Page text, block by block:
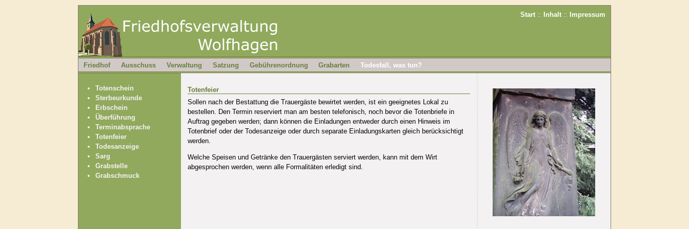
Start :: Inhalt :: Impressum
Friedhof Ausschuss Verwaltung Satzung Gebührenordnung Grabarten Todesfall, was tun?
Totenschein
Sterbeurkunde
Erbschein
Überführung
Terminabsprache
Totenfeier
Todesanzeige
Sarg
Grabstelle
Grabschmuck
Totenfeier
Sollen nach der Bestattung die Trauergäste bewirtet werden, ist ein geeignetes Lokal zu
bestellen. Den Termin reserviert man am besten telefonisch, noch bevor die Totenbriefe in
Auftrag gegeben werden; dann können die Einladungen entweder durch einen Hinweis im
Totenbrief oder der Todesanzeige oder durch separate Einladungskarten gleich berücksichtigt
werden.
Welche Speisen und Getränke den Trauergästen serviert werden, kann mit dem Wirt
abgesprochen werden, wenn alle Formalitäten erledigt sind.